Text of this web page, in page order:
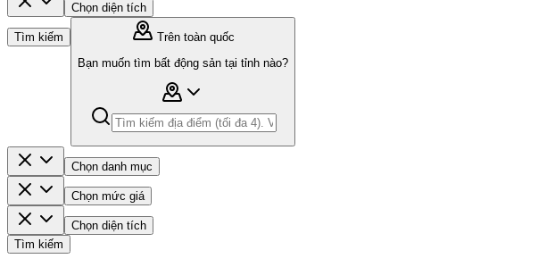
Chọn diện tích
Tìm kiếm
Trên toàn quốc
Bạn muốn tìm bất động sản tại tỉnh nào?
Chọn danh mục
Chọn mức giá
Chọn diện tích
Tìm kiếm